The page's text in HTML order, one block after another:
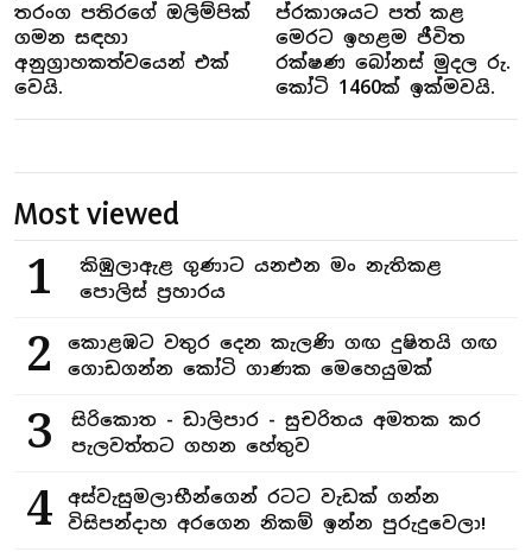
තරංග පතිරගේ ඔලිම්පික්
ගමන සඳහා
අනුග්‍රාහකත්වයෙන් එක්
වෙයි.
ප්රකාශයට පත් කළ
මෙරට ඉහළම ජීවිත
රක්ෂණ බෝනස් මුදල රු.
කෝටි 1460ක් ඉක්මවයි.
Most viewed
1
කිඹුලාඇළ ගුණාට යනඑන මං නැතිකළ
පොලිස් ප්‍රහාරය
2
කොළඹට වතුර දෙන කැලණි ගඟ දුෂිතයි ගඟ
ගොඩගන්න කෝටි ගාණක මෙහෙයුමක්
3
සිරිකොත - ඩාලිපාර - සුචරිතය අමතක කර
පැලවත්තට ගහන හේතුව
4
අස්වැසුමලාභීන්ගෙන් රටට වැඩක් ගන්න
විසිපන්දාහ අරගෙන නිකම් ඉන්න පුරුදුවෙලා!